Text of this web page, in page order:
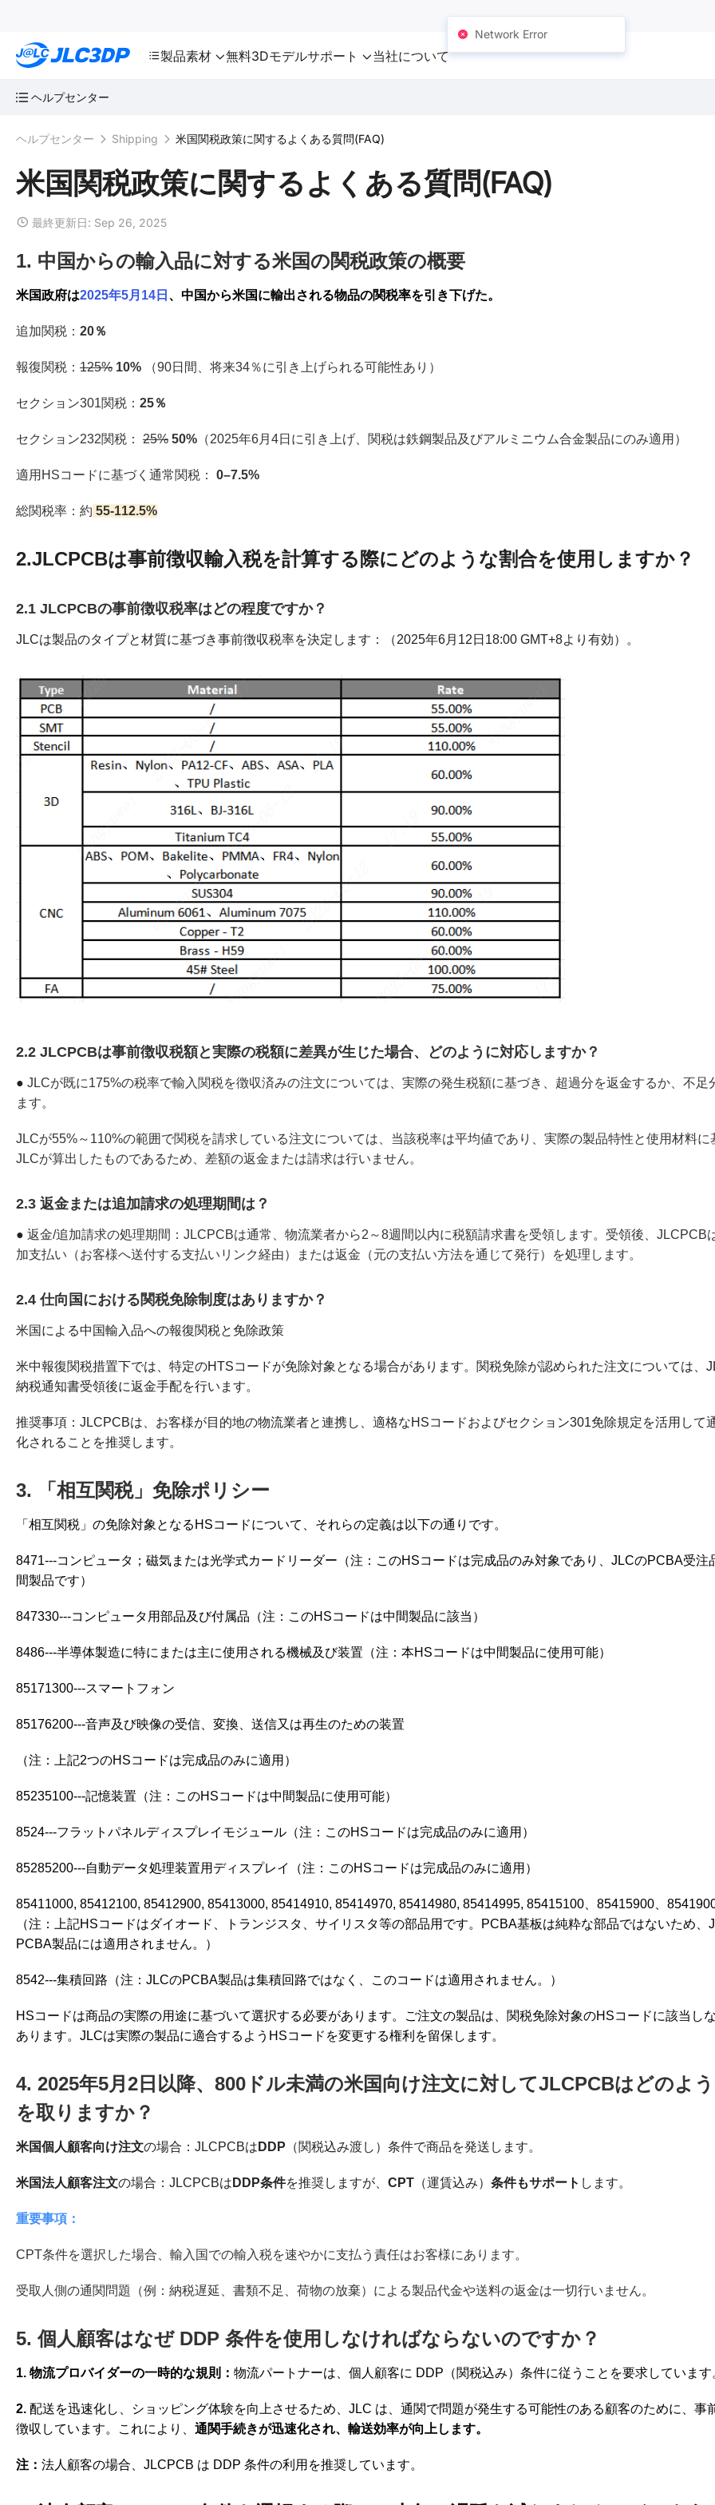
製品素材 無料3Dモデルサポート 当社について
ヘルプセンター
ヘルプセンター Shipping 米国関税政策に関するよくある質問(FAQ)
米国関税政策に関するよくある質問(FAQ)
最終更新日: Sep 26, 2025
1. 中国からの輸入品に対する米国の関税政策の概要
米国政府は2025年5月14日 、中国から米国に輸出される物品の関税率を引き下げた。
追加関税： 20％
報復関税： 125% 10% （90日間、将来34％に引き上げられる可能性あり）
セクション301関税： 25％
セクション232関税： 25% 50% （2025年6月4日に引き上げ、関税は鉄鋼製品及びアルミニウム合金製品にのみ適用）
適用HSコードに基づく通常関税： 0–7.5%
総関税率：約 55-112.5%
2.JLCPCBは事前徴収輸入税を計算する際にどのような割合を使用しますか？
2.1 JLCPCBの事前徴収税率はどの程度ですか？
JLCは製品のタイプと材質に基づき事前徴収税率を決定します：（2025年6月12日18:00 GMT+8より有効）。
2.2 JLCPCBは事前徴収税額と実際の税額に差異が生じた場合、どのように対応しますか？
● JLCが既に175%の税率で輸入関税を徴収済みの注文については、実際の発生税額に基づき、超過分を返金するか、不足
ます。
JLCが55%～110%の範囲で関税を請求している注文については、当該税率は平均値であり、実際の製品特性と使用材料に
JLCが算出したものであるため、差額の返金または請求は行いません。
2.3 返金または追加請求の処理期間は？
● 返金/追加請求の処理期間：JLCPCBは通常、物流業者から2～8週間以内に税額請求書を受領します。受領後、JLCPCB
加支払い（お客様へ送付する支払いリンク経由）または返金（元の支払い方法を通じて発行）を処理します。
2.4 仕向国における関税免除制度はありますか？
米国による中国輸入品への報復関税と免除政策
米中報復関税措置下では、特定のHTSコードが免除対象となる場合があります。関税免除が認められた注文については、
納税通知書受領後に返金手配を行います。
推奨事項：JLCPCBは、お客様が目的地の物流業者と連携し、適格なHSコードおよびセクション301免除規定を活用して
化されることを推奨します。
3. 「相互関税」免除ポリシー
「相互関税」の免除対象となるHSコードについて、それらの定義は以下の通りです。
8471---コンピュータ；磁気または光学式カードリーダー（注：このHSコードは完成品のみ対象であり、JLCのPCBA受注
間製品です）
847330---コンピュータ用部品及び付属品（注：このHSコードは中間製品に該当）
8486---半導体製造に特にまたは主に使用される機械及び装置（注：本HSコードは中間製品に使用可能）
85171300---スマートフォン
85176200---音声及び映像の受信、変換、送信又は再生のための装置
（注：上記2つのHSコードは完成品のみに適用）
85235100---記憶装置（注：このHSコードは中間製品に使用可能）
8524---フラットパネルディスプレイモジュール（注：このHSコードは完成品のみに適用）
85285200---自動データ処理装置用ディスプレイ（注：このHSコードは完成品のみに適用）
85411000, 85412100, 85412900, 85413000, 85414910, 85414970, 85414980, 85414995, 85415100、85415900、
（注：上記HSコードはダイオード、トランジスタ、サイリスタ等の部品用です。PCBA基板は純粋な部品ではないため、
PCBA製品には適用されません。）
8542---集積回路（注：JLCのPCBA製品は集積回路ではなく、このコードは適用されません。）
HSコードは商品の実際の用途に基づいて選択する必要があります。ご注文の製品は、関税免除対象のHSコードに該当し
あります。JLCは実際の製品に適合するようHSコードを変更する権利を留保します。
4. 2025年5月2日以降、800ドル未満の米国向け注文に対してJLCPCBはどのよ
を取りますか？
米国個人顧客向け注文の場合：JLCPCBは DDP （関税込み渡し）条件で商品を発送します。
米国法人顧客注文の場合：JLCPCBは DDP条件を推奨しますが、 CPT （運賃込み） 条件もサポート します。
重要事項：
CPT条件を選択した場合、輸入国での輸入税を速やかに支払う責任はお客様にあります。
受取人側の通関問題（例：納税遅延、書類不足、荷物の放棄）による製品代金や送料の返金は一切行いません。
5. 個人顧客はなぜ DDP 条件を使用しなければならないのですか？
1. 物流プロバイダーの一時的な規則： 物流パートナーは、個人顧客に DDP（関税込み）条件に従うことを要求しています
2. 配送を迅速化し、ショッピング体験を向上させるため、JLC は、通関で問題が発生する可能性のある顧客のために、事
徴収しています。これにより、 通関手続きが迅速化され、輸送効率が向上します。
注： 法人顧客の場合、JLCPCB は DDP 条件の利用を推奨しています。
Network Error